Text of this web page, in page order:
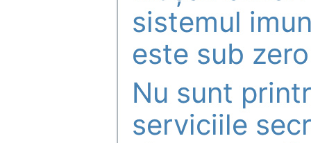
sistemul
este sub
Nu sunt
serviciile